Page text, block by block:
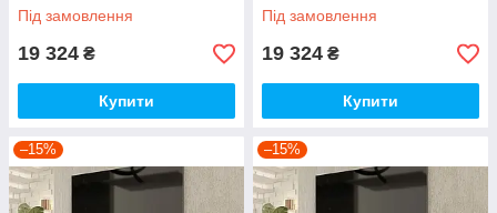
Під замовлення
19 324 ₴
Купити
Під замовлення
19 324 ₴
Купити
–15% –15%